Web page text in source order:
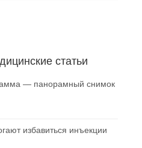
статьи
— панорамный снимок
избавиться инъекции